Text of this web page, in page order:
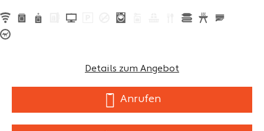
Details zum Angebot
Anrufen